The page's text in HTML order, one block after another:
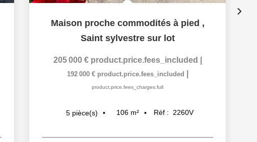
Maison proche commodités à pied ,
Saint sylvestre sur lot
205 000 € product.price.fees_included
192 000 € product.price.fees_included
product.price.fees_charges.full
5 pièce(s) 106 m² Réf : 2260V